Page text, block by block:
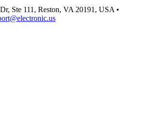
Ste 111, Reston, VA 20191, USA •